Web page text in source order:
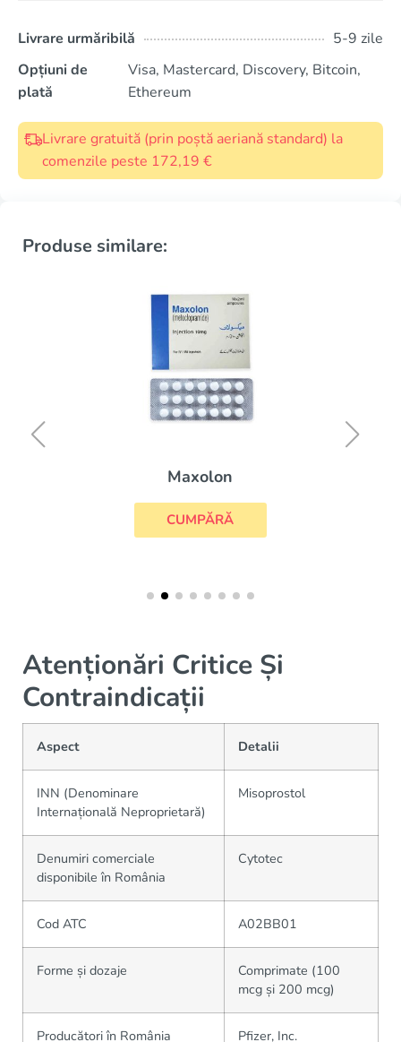
Livrare urmăribilă
5-9 zile
Opțiuni de
plată
Visa, Mastercard, Discovery, Bitcoin,
Ethereum
Livrare gratuită (prin poștă aeriană standard) la
comenzile peste 172,19 €
Produse similare:
Maxolon
CUMPĂRĂ
Atenționări Critice Și
Contraindicații
Aspect Detalii
INN (Denominare
Internațională Neproprietară)
Misoprostol
Denumiri comerciale
disponibile în România
Cytotec
Cod ATC A02BB01
Forme și dozaje
Comprimate (100
mcg și 200 mcg)
Producători în România Pfizer, Inc.